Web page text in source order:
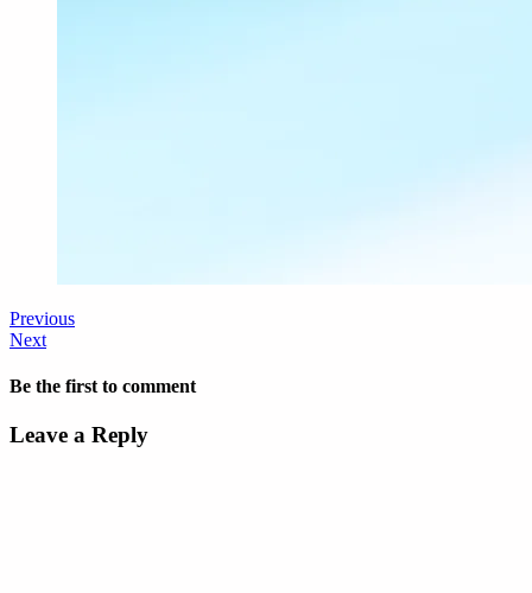
Previous
Next
Be the first to comment
Leave a Reply